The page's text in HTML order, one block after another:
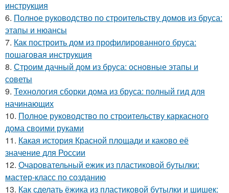
инструкция
6. Полное руководство по строительству домов из бруса:
этапы и нюансы
7. Как построить дом из профилированного бруса:
пошаговая инструкция
8. Строим дачный дом из бруса: основные этапы и
советы
9. Технология сборки дома из бруса: полный гид для
начинающих
10. Полное руководство по строительству каркасного
дома своими руками
11. Какая история Красной площади и каково её
значение для России
12. Очаровательный ежик из пластиковой бутылки:
мастер-класс по созданию
13. Как сделать ёжика из пластиковой бутылки и шишек: